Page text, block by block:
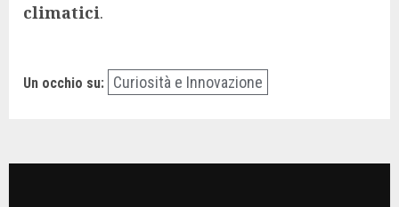
climatici.
Un occhio su: Curiosità e Innovazione